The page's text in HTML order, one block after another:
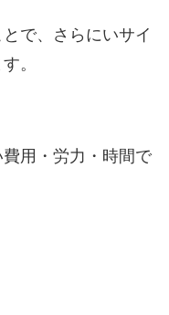
で、さらにいサイ
。
用・労力・時間で